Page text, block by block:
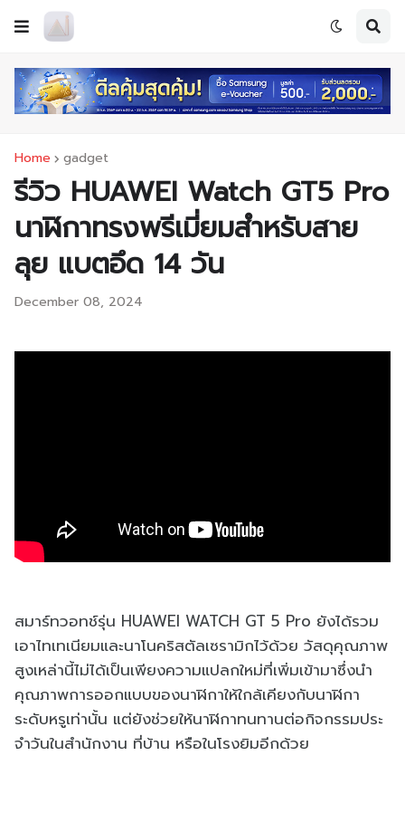
Home gadget
รีวิว HUAWEI Watch GT5 Pro
นาฬิกาทรงพรีเมี่ยมสำหรับสาย
ลุย แบตอึด 14 วัน
December 08, 2024
สมาร์ทวอทช์รุ่น HUAWEI WATCH GT 5 Pro ยังได้รวม
เอาไทเทเนียมและนาโนคริสตัลเซรามิกไว้ด้วย วัสดุคุณภาพ
สูงเหล่านี้ไม่ได้เป็นเพียงความแปลกใหม่ที่เพิ่มเข้ามาซึ่งนํา
คุณภาพการออกแบบของนาฬิกาให้ใกล้เคียงกับนาฬิกา
ระดับหรูเท่านั้น แต่ยังช่วยให้นาฬิกาทนทานต่อกิจกรรมประ
จําวันในสํานักงาน ที่บ้าน หรือในโรงยิมอีกด้วย